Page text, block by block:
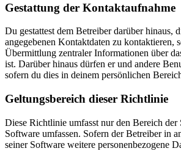
Gestattung der Kontaktaufnahme
Du gestattest dem Betreiber darüber hinaus,
angegebenen Kontaktdaten zu kontaktieren,
Übermittlung zentraler Informationen über
ist. Darüber hinaus dürfen er und andere
sofern du dies in deinem persönlichen
Geltungsbereich dieser Richtlinie
Diese Richtlinie umfasst nur den Bereich
Software umfassen. Sofern der Betreiber in
seiner Software weitere personenbezogene